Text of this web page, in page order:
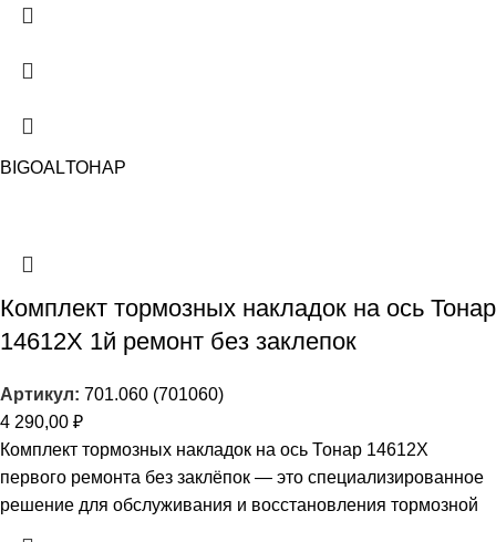
BIGOALТОНАР
Комплект тормозных накладок на ось Тонар
14612X 1й ремонт без заклепок
Артикул: 701.060 (701060)
4 290,00 ₽
Комплект тормозных накладок на ось Тонар 14612X
первого ремонта без заклёпок — это специализированное
решение для обслуживания и восстановления тормозной